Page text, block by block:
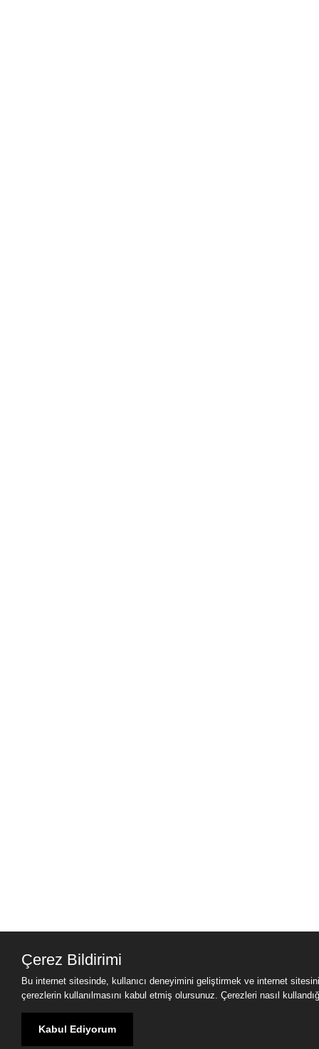
Çerez Bildirimi
Bu internet sitesinde, kullanıcı deneyimini geliştirmek ve internet
çerezlerin kullanılmasını kabul etmiş olursunuz. Çerezleri nasıl
Kabul Ediyorum